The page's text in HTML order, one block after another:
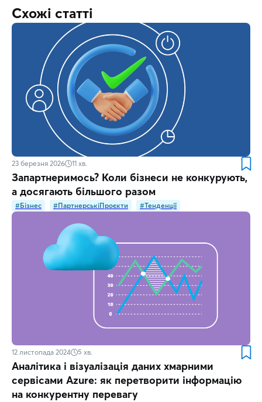
Схожі статті
23 березня 2026 11 хв.
Запартнеримось? Коли бізнеси не конкурують,
а досягають більшого разом
#Бізнес #ПартнерськіПроєкти #Тенденції
12 листопада 2024 5 хв.
Аналітика і візуалізація даних хмарними
сервісами Azure: як перетворити інформацію
на конкурентну перевагу